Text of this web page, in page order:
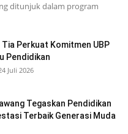
ditunjuk dalam program
Perkuat Komitmen UBP
Pendidikan
Juli 2026
Tegaskan Pendidikan
Terbaik Generasi Muda